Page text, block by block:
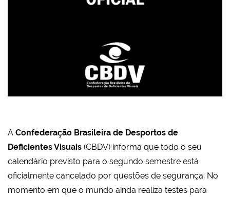
A Confederação Brasileira de Desportos de
Deficientes Visuais (CBDV) informa que todo o seu
calendário previsto para o segundo semestre está
oficialmente cancelado por questões de segurança. No
momento em que o mundo ainda realiza testes para